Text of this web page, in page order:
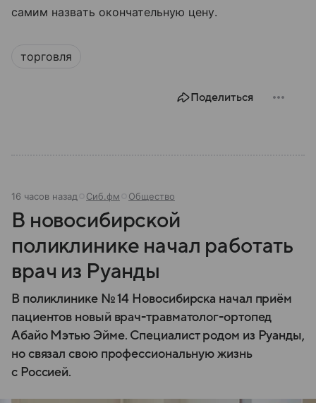
самим назвать окончательную цену.
торговля
Поделиться
16 часов назад Сиб.фм Общество
В новосибирской
поликлинике начал работать
врач из Руанды
В поликлинике № 14 Новосибирска начал приём
пациентов новый врач-травматолог-ортопед
Абайо Мэтью Эйме. Специалист родом из Руанды,
но связал свою профессиональную жизнь
с Россией.